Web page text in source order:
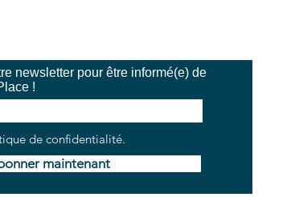
newsletter pour être informé(e) de
!
de confidentialité.
maintenant